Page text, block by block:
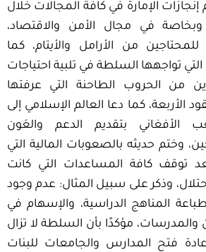
الإمارة في كافة المجالات خلال
وبخاصة في مجال الأمن والاقتصاد،
من الأرامل والأيتام، كما
تواجهها السلطة في تلبية احتياجات
من الحروب الطاحنة التي عرفتها
الأربعة، كما دعا العالم الإسلامي إلى
بتقديم الدعم والعَون
وختم حديثه بالصعوبات المالية التي
توقف كافة المساعدات التي كانت
وذكر على سبيل المثال: عدم وجود
المناهج الدراسية، والإسهام في
مؤكدًا بأن السلطة لا تزال
فتح المدارس والجامعات للبنات